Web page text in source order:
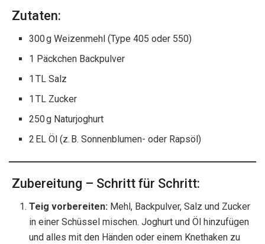
Zutaten:
300 g Weizenmehl (Type 405 oder 550)
1 Päckchen Backpulver
1 TL Salz
1 TL Zucker
250 g Naturjoghurt
2 EL Öl (z. B. Sonnenblumen- oder Rapsöl)
Zubereitung – Schritt für Schritt:
Teig vorbereiten: Mehl, Backpulver, Salz und Zucker
in einer Schüssel mischen. Joghurt und Öl hinzufügen
und alles mit den Händen oder einem Knethaken zu